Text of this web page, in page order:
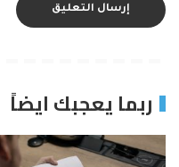
ربما يعجبك ايضاً